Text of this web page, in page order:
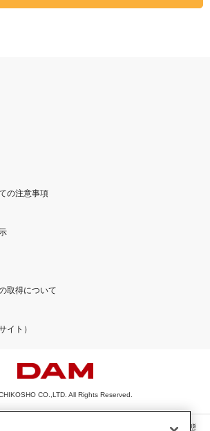
の注意事項
取得について
イト）
CO.,LTD. All Rights Reserved.
一切の文章・画像・写真・動画・音声等を、手段や形態